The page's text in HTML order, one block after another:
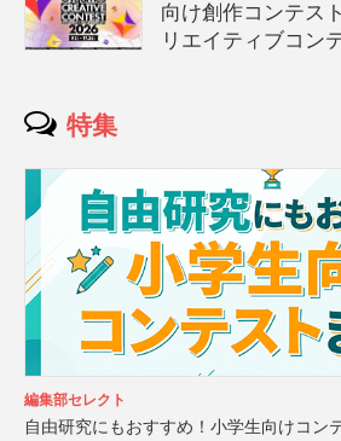
向け創作コンテス
リエイティブコン
特集
編集部セレクト
自由研究にもおすすめ！小学生向けコン